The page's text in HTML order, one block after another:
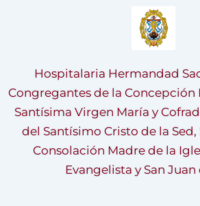
Hospitalaria Hermandad
Congregantes de la Concepción
Santísima Virgen María y
del Santísimo Cristo de la Sed,
Consolación Madre de la
Evangelista y San Juan